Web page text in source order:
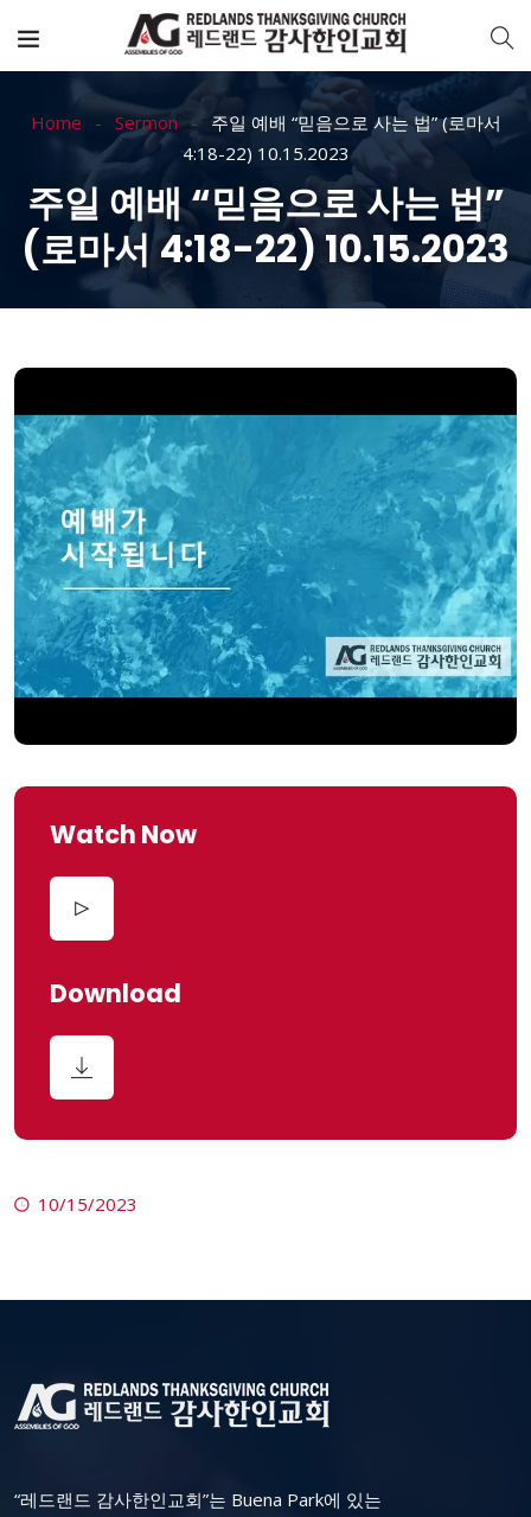
Home Sermon
주일 예배 “믿음으로 사는 법” (로마서
4:18-22) 10.15.2023
주일 예배 “믿음으로 사는 법”
(로마서 4:18-22) 10.15.2023
Watch Now
Download
10/15/2023
“레드랜드 감사한인교회”는 Buena Park에 있는